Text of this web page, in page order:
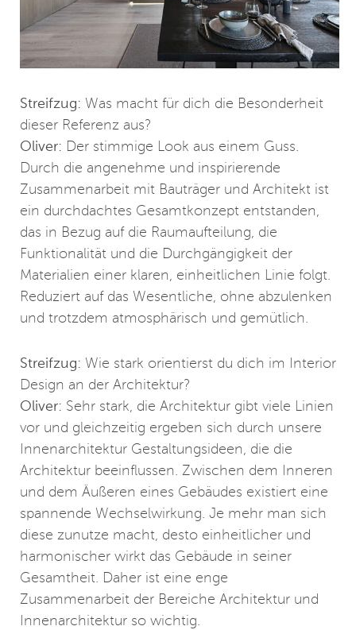
Streifzug: Was macht für dich die Besonderheit
dieser Referenz aus?
Oliver: Der stimmige Look aus einem Guss.
Durch die angenehme und inspirierende
Zusammenarbeit mit Bauträger und Architekt ist
ein durchdachtes Gesamtkonzept entstanden,
das in Bezug auf die Raumaufteilung, die
Funktionalität und die Durchgängigkeit der
Materialien einer klaren, einheitlichen Linie folgt.
Reduziert auf das Wesentliche, ohne abzulenken
und trotzdem atmosphärisch und gemütlich.
Streifzug: Wie stark orientierst du dich im Interior
Design an der Architektur?
Oliver: Sehr stark, die Architektur gibt viele Linien
vor und gleichzeitig ergeben sich durch unsere
Innenarchitektur Gestaltungsideen, die die
Architektur beeinflussen. Zwischen dem Inneren
und dem Äußeren eines Gebäudes existiert eine
spannende Wechselwirkung. Je mehr man sich
diese zunutze macht, desto einheitlicher und
harmonischer wirkt das Gebäude in seiner
Gesamtheit. Daher ist eine enge
Zusammenarbeit der Bereiche Architektur und
Innenarchitektur so wichtig.